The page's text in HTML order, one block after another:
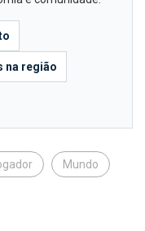
na região
Mundo